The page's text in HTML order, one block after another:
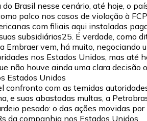
Brasil nesse cenário, até hoje, o
palco nos casos de violação à
com filiais aqui instaladas
subsidiárias25. É verdade, como
Embraer vem, há muito, negociando
nos Estados Unidos, mas até
não houve ainda uma clara decisão
Estados Unidos
com as temidas autoridades
e suas abastadas multas, a
pesado: o das ações movidas
da companhia nos Estados Unidos.